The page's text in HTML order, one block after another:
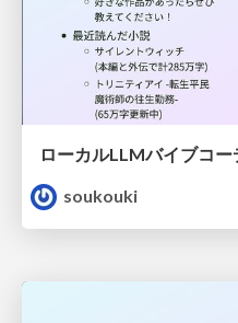
ローカルLLMバイブコ
soukouki